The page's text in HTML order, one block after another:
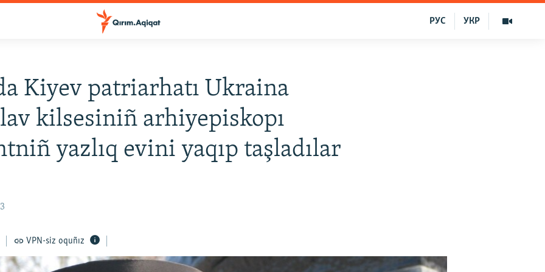
УКР
РУС
Kiyev patriarhatı Ukraina
kilsesiniñ arhiyepiskopı
yazlıq evini yaqıp taşladılar
VPN-siz oquñız